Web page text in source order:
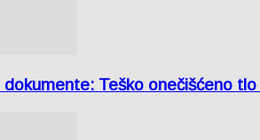
dokumente: Teško onečišćeno